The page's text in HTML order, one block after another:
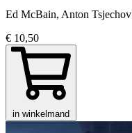
Ed McBain, Anton Tsjechov
€ 10,50
in winkelmand